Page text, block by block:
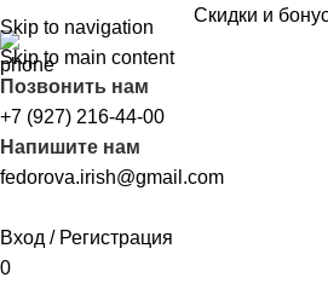
Skip to navigation
Skip to main content
Скидки и
Позвонить нам
+7 (927) 216-44-00
Напишите нам
fedorova.irish@gmail.com
Вход / Регистрация
0